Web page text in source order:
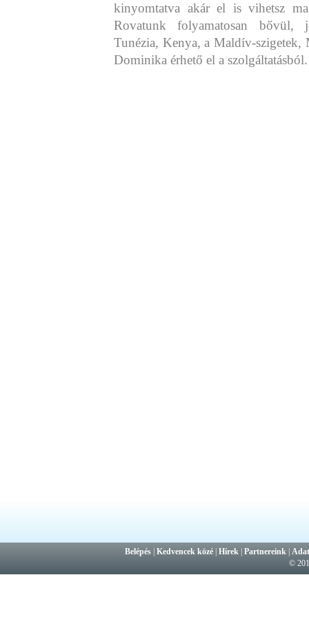
kinyomtatva akár el is vihetsz
Rovatunk folyamatosan bővül,
Tunézia, Kenya, a Maldív-
Dominika érhető el a szolgáltatásból.
Belépés |Kedvencek közé |Hírek |Partnereink |
©